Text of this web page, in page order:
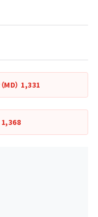
MD） 1,331
1,368